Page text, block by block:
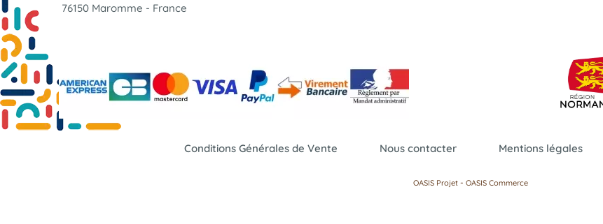
76150 Maromme - France
Conditions Générales de Vente Nous contacter Mentions légales
OASIS Projet - OASIS Commerce